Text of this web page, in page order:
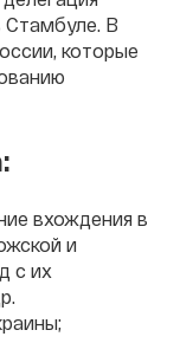
Стамбуле. В
которые
вхождения в
и
с их